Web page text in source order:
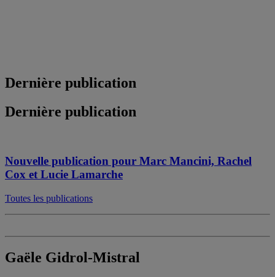
Dernière publication
Dernière publication
Nouvelle publication pour Marc Mancini, Rachel
Cox et Lucie Lamarche
Toutes les publications
Gaële Gidrol-Mistral